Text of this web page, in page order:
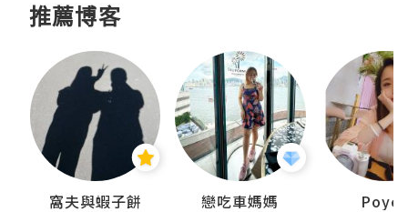
推薦博客
窩夫與蝦子餅 戀吃車媽媽